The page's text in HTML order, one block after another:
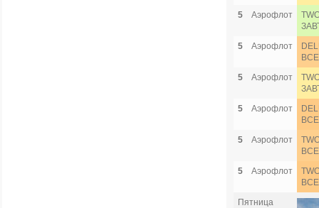
5
Аэрофлот
5
Аэрофлот
5
Аэрофлот
5
Аэрофлот
5
Аэрофлот
5
Аэрофлот
Пятница